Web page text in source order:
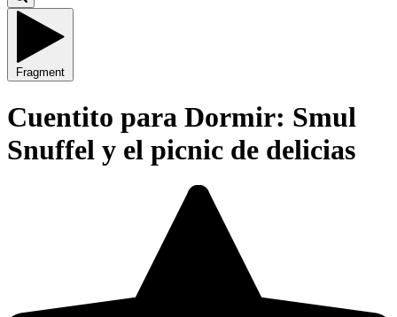
Fragment
Cuentito para Dormir: Smul
Snuffel y el picnic de delicias